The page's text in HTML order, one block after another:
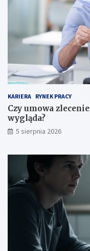
KARIERA RYNEK PRACY
Czy umowa
wygląda?
5 sierpnia 2026